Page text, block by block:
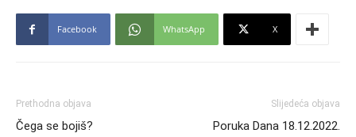
Facebook WhatsApp X
Prethodna objava
Čega se bojiš?
Slijedeća objava
Poruka Dana 18.12.2022.